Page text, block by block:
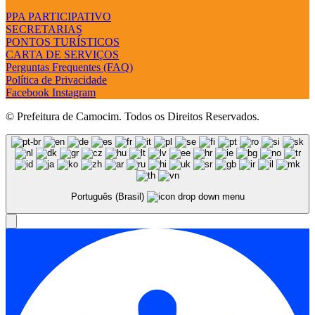
PPA PARTICIPATIVO
SECRETARIAS
PONTOS TURÍSTICOS
CARTA DE SERVIÇOS
Perguntas Frequentes (FAQ)
Política de Privacidade
Facebook Instagram
© Prefeitura de Camocim. Todos os Direitos Reservados.
Português (Brasil)